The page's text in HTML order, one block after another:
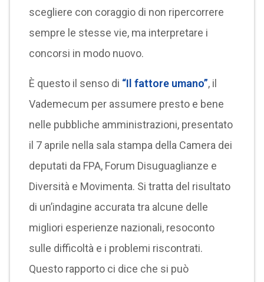
scegliere con coraggio di non ripercorrere
sempre le stesse vie, ma interpretare i
concorsi in modo nuovo.
È questo il senso di “Il fattore umano”, il
Vademecum per assumere presto e bene
nelle pubbliche amministrazioni, presentato
il 7 aprile nella sala stampa della Camera dei
deputati da FPA, Forum Disuguaglianze e
Diversità e Movimenta. Si tratta del risultato
di un’indagine accurata tra alcune delle
migliori esperienze nazionali, resoconto
sulle difficoltà e i problemi riscontrati.
Questo rapporto ci dice che si può